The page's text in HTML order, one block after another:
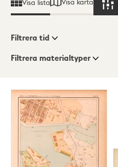
Visningsläge
Lista
Karta
Filtrera tid
Filtrera materialtyper
träffar